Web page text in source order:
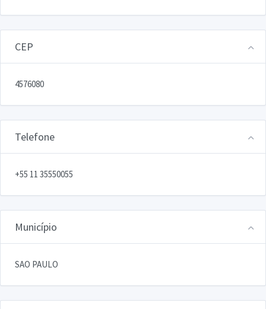
CEP
4576080
Telefone
+55 11 35550055
Município
SAO PAULO